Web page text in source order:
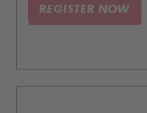
REGISTER NOW